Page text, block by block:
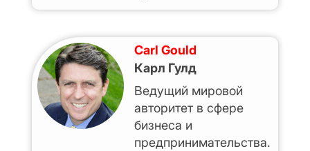
Carl Gould
Карл Гулд
Ведущий мировой
авторитет в сфере
бизнеса и
предпринимательства.